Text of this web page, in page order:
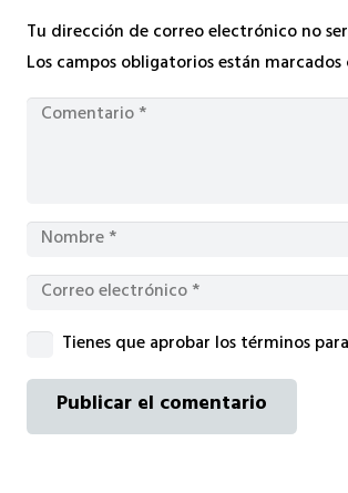
Tu dirección de correo electrónico no
Los campos obligatorios están marcados
Tienes que aprobar los términos
Publicar el comentario